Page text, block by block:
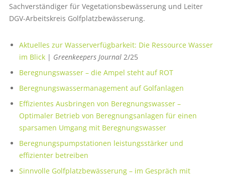
Sachverständiger für Vegetationsbewässerung und Leiter
DGV-Arbeitskreis Golfplatzbewässerung.
Aktuelles zur Wasserverfügbarkeit: Die Ressource Wasser
im Blick| Greenkeepers Journal2/25
Beregnungswasser – die Ampel steht auf ROT
Beregnungswassermanagement auf Golfanlagen
Effizientes Ausbringen von Beregnungswasser –
Optimaler Betrieb von Beregnungsanlagen für einen
sparsamen Umgang mit Beregnungswasser
Beregnungspumpstationen leistungsstärker und
effizienter betreiben
Sinnvolle Golfplatzbewässerung – im Gespräch mit